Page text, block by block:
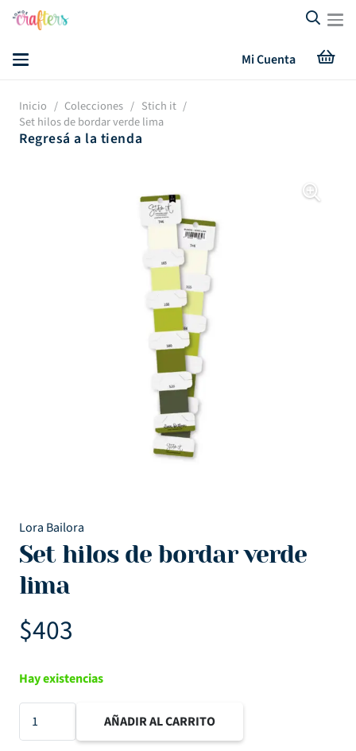
Mi Cuenta
Inicio / Colecciones / Stich it /
Set hilos de bordar verde lima
Regresá a la tienda
Lora Bailora
Set hilos de bordar verde
lima
$403
Hay existencias
Set
hilos
AÑADIR AL CARRITO